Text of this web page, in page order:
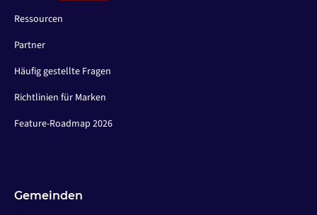
Ressourcen
Partner
Häufig gestellte Fragen
Richtlinien für Marken
Feature-Roadmap 2026
Gemeinden